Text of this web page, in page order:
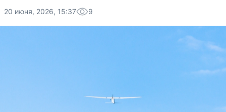
20 июня, 2026, 15:37 9